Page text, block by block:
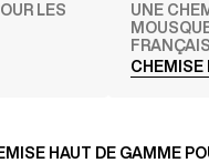
LES
UNE
CHEMISE
HAUT DE GAMME